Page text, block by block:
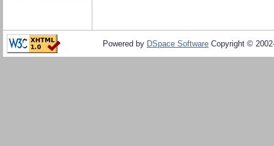
Powered by DSpace Software Copyright ©